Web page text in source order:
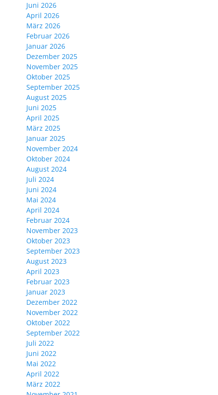
Juni 2026
April 2026
März 2026
Februar 2026
Januar 2026
Dezember 2025
November 2025
Oktober 2025
September 2025
August 2025
Juni 2025
April 2025
März 2025
Januar 2025
November 2024
Oktober 2024
August 2024
Juli 2024
Juni 2024
Mai 2024
April 2024
Februar 2024
November 2023
Oktober 2023
September 2023
August 2023
April 2023
Februar 2023
Januar 2023
Dezember 2022
November 2022
Oktober 2022
September 2022
Juli 2022
Juni 2022
Mai 2022
April 2022
März 2022